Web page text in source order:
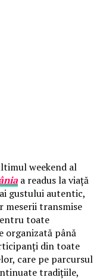
weekend al
a readus la viață
gustului autentic,
meserii transmise
toate
organizată până
din toate
care pe parcursul
tradițiile,